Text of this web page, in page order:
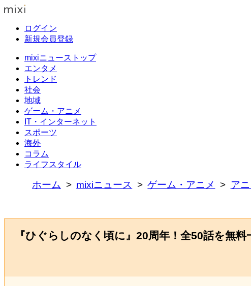
ログイン
新規会員登録
mixiニューストップ
エンタメ
トレンド
社会
地域
ゲーム・アニメ
IT・インターネット
スポーツ
海外
コラム
ライフスタイル
ホーム mixiニュース ゲーム・アニメ ア
『ひぐらしのなく頃に』20周年！全50話を無